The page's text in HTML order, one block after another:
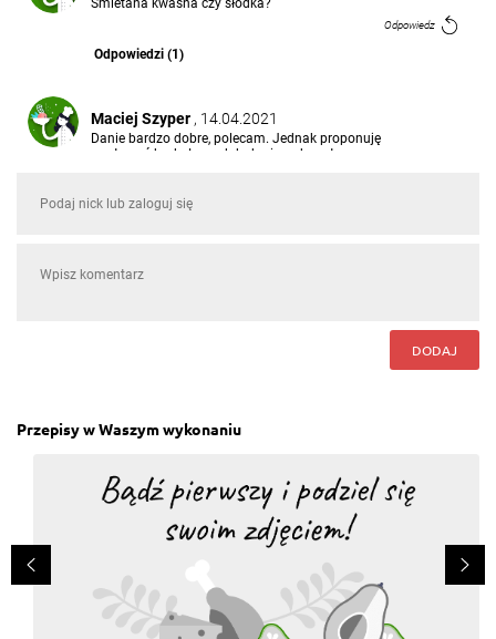
Śmietana kwaśna czy słodka?
Odpowiedz
Odpowiedzi (1)
Maciej Szyper , 14.04.2021
Danie bardzo dobre, polecam. Jednak proponuję
ugotować brokuł przed dodaniem do potrawy,
szybkie i dobre danie dla całej rodziny:)
Agnieszka Kowalewska , 29.03.2020
Pyszne, polecam spróbować
Ania Konopko Konopko
Bardzo dobra i szybka zapiekanka
Odpowiedz
DODAJ
Przepisy w Waszym wykonaniu